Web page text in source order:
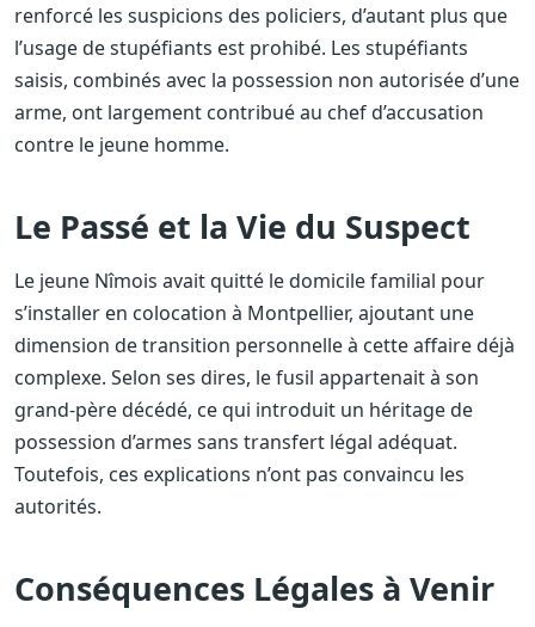
renforcé les suspicions des policiers, d’autant plus que
l’usage de stupéfiants est prohibé. Les stupéfiants
saisis, combinés avec la possession non autorisée d’une
arme, ont largement contribué au chef d’accusation
contre le jeune homme.
Le Passé et la Vie du Suspect
Le jeune Nîmois avait quitté le domicile familial pour
s’installer en colocation à Montpellier, ajoutant une
dimension de transition personnelle à cette affaire déjà
complexe. Selon ses dires, le fusil appartenait à son
grand-père décédé, ce qui introduit un héritage de
possession d’armes sans transfert légal adéquat.
Toutefois, ces explications n’ont pas convaincu les
autorités.
Conséquences Légales à Venir